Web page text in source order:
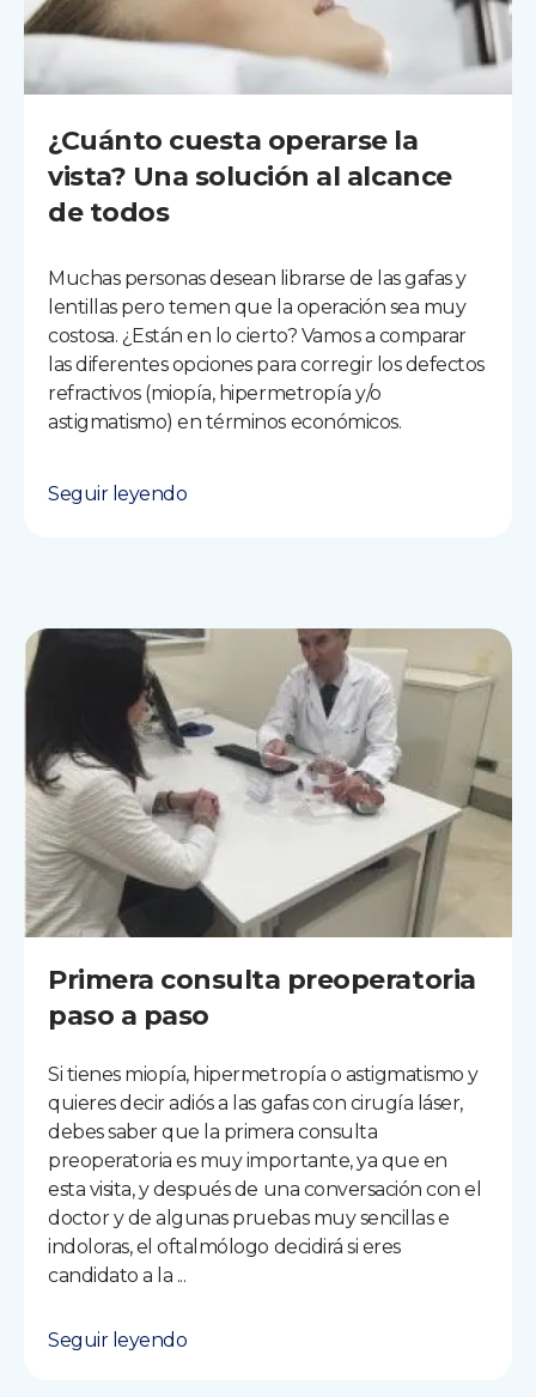
¿Cuánto cuesta operarse la
vista? Una solución al alcance
de todos
Muchas personas desean librarse de las gafas y
lentillas pero temen que la operación sea muy
costosa. ¿Están en lo cierto? Vamos a comparar
las diferentes opciones para corregir los defectos
refractivos (miopía, hipermetropía y/o
astigmatismo) en términos económicos.
Seguir leyendo
Primera consulta preoperatoria
paso a paso
Si tienes miopía, hipermetropía o astigmatismo y
quieres decir adiós a las gafas con cirugía láser,
debes saber que la primera consulta
preoperatoria es muy importante, ya que en
esta visita, y después de una conversación con el
doctor y de algunas pruebas muy sencillas e
indoloras, el oftalmólogo decidirá si eres
candidato a la ...
Seguir leyendo